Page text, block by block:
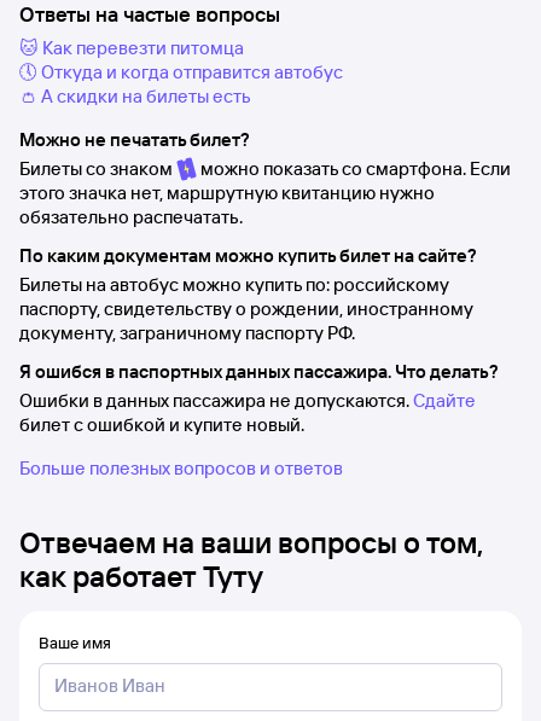
Ответы на частые вопросы
🐱 Как перевезти питомца
🕔 Откуда и когда отправится автобус
👛 А скидки на билеты есть
Можно не печатать билет?
Билеты со знаком
можно показать со смартфона. Если
этого значка нет, маршрутную квитанцию нужно
обязательно распечатать.
По каким документам можно купить билет на сайте?
Билеты на автобус можно купить по: российскому
паспорту, свидетельству о рождении, иностранному
документу, заграничному паспорту РФ.
Я ошибся в паспортных данных пассажира. Что делать?
Ошибки в данных пассажира не допускаются.Сдайте
билет с ошибкой и купите новый.
Больше полезных вопросов и ответов
Отвечаем на ваши вопросы о том,
как работает Туту
Ваше имя